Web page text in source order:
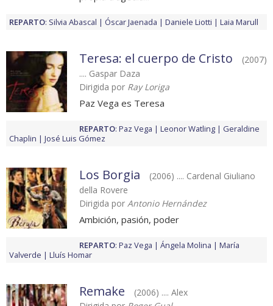
REPARTO: Silvia Abascal Óscar Jaenada Daniele Liotti Laia Marull
Teresa: el cuerpo de Cristo
(2007)
.... Gaspar Daza
Dirigida por Ray Loriga
Paz Vega es Teresa
REPARTO: Paz Vega Leonor Watling
Geraldine
Chaplin
José Luis Gómez
Los Borgia
(2006) .... Cardenal Giuliano
della Rovere
Dirigida por Antonio Hernández
Ambición, pasión, poder
REPARTO: Paz Vega Ángela Molina
María
Valverde
Lluís Homar
Remake
(2006) .... Alex